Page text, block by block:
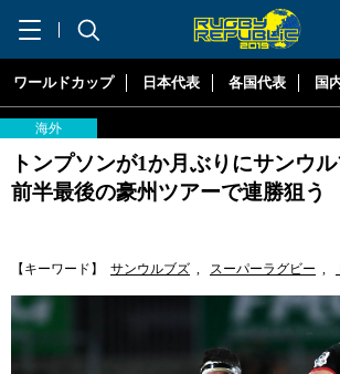
"ラ
ワールドカップ 日本代表 各国代表 国
海外
トンプソンが1か月ぶりにサンウ
前半最後の豪州ツアーで連勝狙う
【キーワード】 サンウルブズ , スーパーラグビー ,